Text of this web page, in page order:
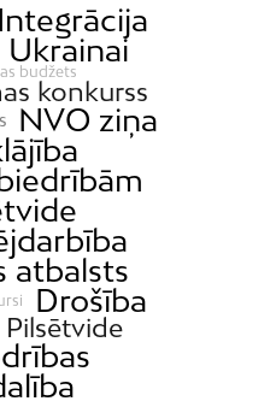
Integrācija
budžets
konkurss
NVO ziņa
atbalsts
Drošība